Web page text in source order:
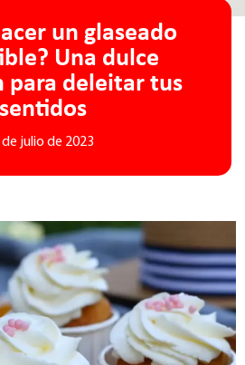
un glaseado
Una dulce
para deleitar tus
sentidos
de julio de 2023